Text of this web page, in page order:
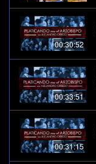
00:30:52
00:33:51
00:31:15